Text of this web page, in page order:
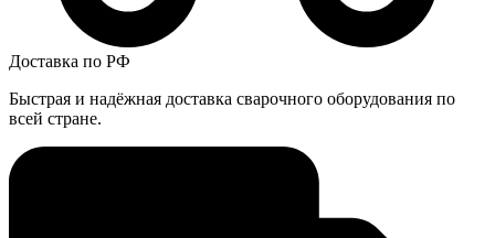
Доставка по РФ
Быстрая и надёжная доставка сварочного оборудования по
всей стране.